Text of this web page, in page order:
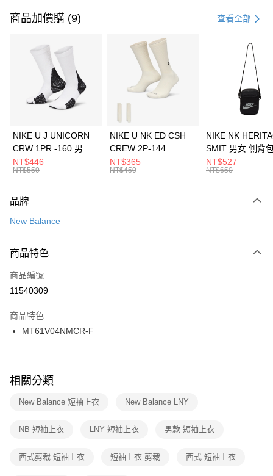
信用卡一次付款
3 期 0 利率 每期 21家銀行
合作金庫商業銀行
第一商業銀行
華南商業銀行
彰化商業銀行
上海商業儲蓄銀行
元大商業銀行
台灣樂天信用卡公司
Apple Pay
全盈+PAY
AFTEE先享後付
【關於「AFTEE先享後付」】
便利好安心！
３．安心：先確認商品／服務後，再付款。
【「AFTEE先享後付」結帳流程】
１．於結帳方式選擇「AFTEE先享後付」後，將跳轉至「AFTEE先享後付」
２．訂單成立數日內，您將收到繳費通知簡訊。
３．收到繳費通知簡訊後14天內，點擊此簡訊中的連結，可透過四大超商／
ATM／網路銀行／等多元方式進行付款，方視為交易完成。
※ 交易是否成功請以「AFTEE先享後付 」之結帳頁面顯示為準，若有關於
是否繳費成功／繳費後需取消欲退款等相關疑問，請聯繫「AFTEE先享後付
客戶支援中心」 https://netprotections.freshdesk.com/support/home
１．透過由恩沛科技股份有限公司提供之「AFTEE先享後付」服務完成之交
權轉讓予恩沛科技股份有限公司。
運送方式
每筆NT$100，滿NT$1,500(含以上)免運費
宅配
每筆NT$100，滿NT$1,500(含以上)免運費
付款後門市自取
每筆NT$100，滿NT$1,500(含以上)免運費
商品加價購 (9) 查看全部
NIKE U J UNICORN
CRW 1PR -160 男女
中統襪 FZ3393100
NT$446
NT$550
NIKE U NK ED CSH
CREW 2P-144
EMBRDY 男女 短統襪
FZ3073133
NT$365
NT$450
NIKE NK
SMIT 男女 側背
BA5871010
NT$527
NT$650
品牌
New Balance
商品特色
商品編號
11540309
商品特色
MT61V04NMCR-F
相關分類
New Balance 短袖上衣 New Balance LNY
NB 短袖上衣 LNY 短袖上衣 男款 短袖上衣
西式剪裁 短袖上衣 短袖上衣 剪裁 西式 短袖上衣